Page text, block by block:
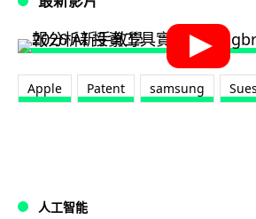
Apple Patent samsung Sues
人工智能